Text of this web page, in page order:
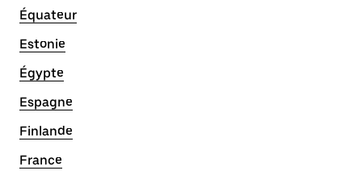
Équateur
Estonie
Égypte
Espagne
Finlande
France